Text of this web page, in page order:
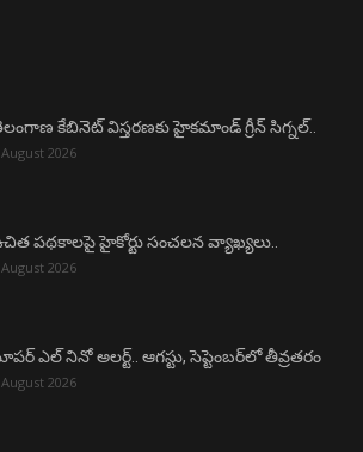
కేబినెట్ విస్తరణకు హైకమాండ్ గ్రీన్ సిగ్నల్..
2026
పథకాలపై హైకోర్టు సంచలన వ్యాఖ్యలు..
2026
ఎల్ నినో అలర్ట్.. ఆగస్టు, సెప్టెంబర్‌లో తీవ్రతరం
2026